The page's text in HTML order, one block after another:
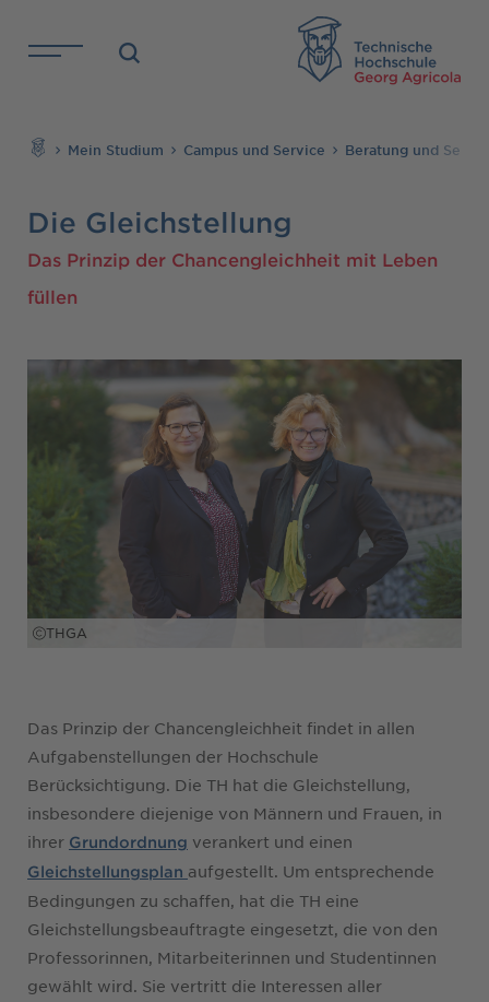
Direkt zu den Inhalten springen
Mein Studium Campus und Service Beratung und
Die Gleichstellung
Das Prinzip der Chancengleichheit mit Leben
füllen
THGA
Das Prinzip der Chancengleichheit findet in allen
Aufgabenstellungen der Hochschule
Berücksichtigung. Die TH hat die Gleichstellung,
insbesondere diejenige von Männern und Frauen, in
ihrer Grundordnung verankert und einen
Gleichstellungsplan aufgestellt. Um entsprechende
Bedingungen zu schaffen, hat die TH eine
Gleichstellungsbeauftragte eingesetzt, die von den
Professorinnen, Mitarbeiterinnen und Studentinnen
gewählt wird. Sie vertritt die Interessen aller